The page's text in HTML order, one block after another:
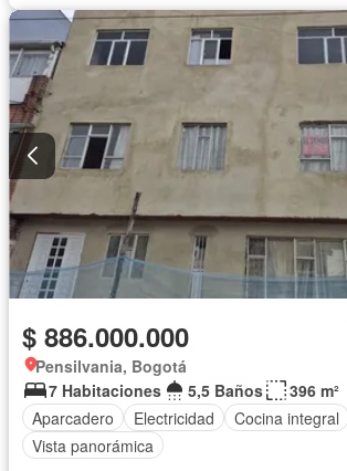
$ 886.000.000
Pensilvania, Bogotá
7 Habitaciones
5,5 Baños
396 m²
Aparcadero
Electricidad Cocina integral
Vista panorámica